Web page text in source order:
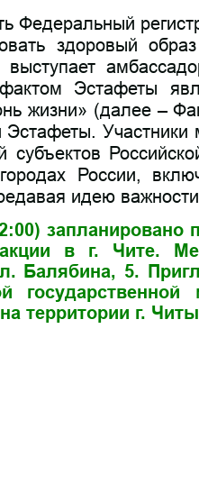
Федеральный
здоровый
Эстафеты
жизни» (далее –
субъектов
России,
идею
в г. Чите.
Балябина, 5.
территории г.